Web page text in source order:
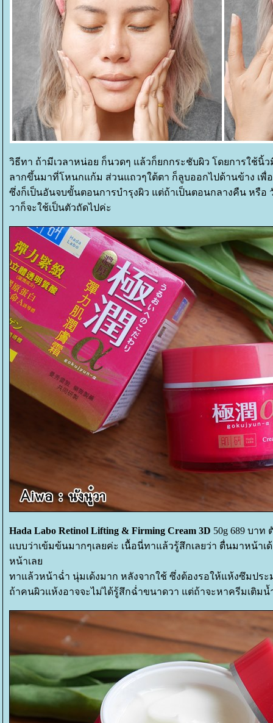
วิธีทา ถ้ามีเวลาหน่อย ก็นวดๆ แล้วก็ยกกระชับผิว โดยการใช้นิ้
ลากขึ้นมาที่โหนกแก้ม ส่วนแถวๆใต้ตา ก็ลูบออกไปด้านข้าง เพื่
ซึ่งก็เป็นอันจบขั้นตอนการบำรุงผิว แต่ถ้าเป็นตอนกลางคืน หรือ
วาก็จะใช้เป็นตัวถัดไปค่ะ
Hada Labo Retinol Lifting & Firming Cream 3D 50g 689 บาท
บบว่าเข้มข้นมากๆเลยค่ะ เนื้อนี่ทาแล้วรู้สึกเลยว่า ตื่นมาหน้าเ
หน้าเล
ทาแล้วหน้าฉ่ำ นุ่มเด้งมาก หลังจากใช้ ซึ่งต้องรอให้แห้งซึมปร
ถ้าคนผิวแห้งอาจจะไม่ได้รู้สึกฉ่ำขนาดวา แต่ถ้าจะหาครีมเติมน้